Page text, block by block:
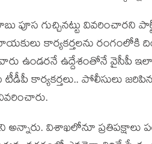
పూస గుచ్చిన‌ట్టు వివ‌రించార‌ని
కార్య‌క‌ర్త‌ల‌ను రంగంలోకి
ఉండ‌ర‌నే ఉద్దేశంతోనే వైసీపీ ఇలా
కార్య‌క‌ర్త‌లు.. పోలీసులు
విశాఖ‌లోనూ ప్ర‌తిప‌క్షాలు